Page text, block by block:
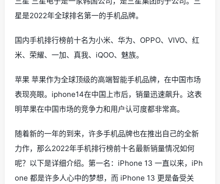
星是2022年全球排名第一的手机品牌。
国内手机排行榜前十名为小米、华为、OPPO、VIVO、红
米、荣耀、一加、真我、iQOO、魅族。
苹果 苹果作为全球顶级的高端智能手机品牌，在中国市场
表现亮眼。iphone14在中国上市后，销量迅速飙升。这表
明苹果在中国市场的竞争力和用户认可度都非常高。
随着新的一年的到来，许多手机品牌也在推出自己的全新
力作，那么2022年手机排行榜前十名最新销量情况如何
呢？以下是详细介绍。第一名：iPhone 13 一直以来，iPh
one 都是许多人心中的梦想，而 iPhone 13 更是备受关